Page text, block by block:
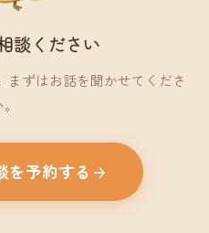
談ください
まずはお話を聞かせてくださ
を予約する